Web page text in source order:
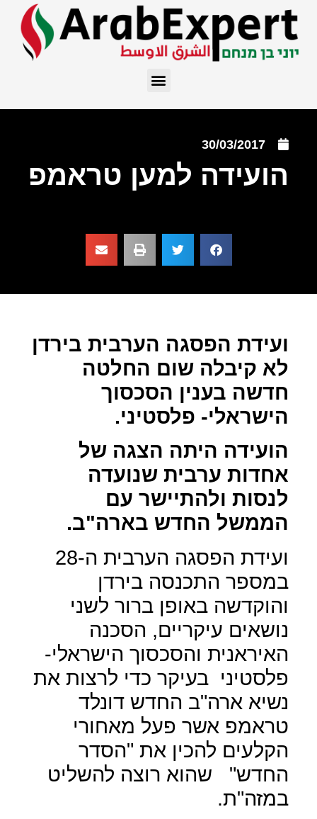
30/03/2017
הועידה למען טראמפ
ועידת הפסגה הערבית בירדן
לא קיבלה שום החלטה
חדשה בענין הסכסוך
הישראלי- פלסטיני.
הועידה היתה הצגה של
אחדות ערבית שנועדה
לנסות ולהתיישר עם
הממשל החדש בארה"ב.
ועידת הפסגה הערבית ה-28
במספר התכנסה בירדן
והוקדשה באופן ברור לשני
נושאים עיקריים, הסכנה
האיראנית והסכסוך הישראלי-
פלסטיני בעיקר כדי לרצות את
נשיא ארה"ב החדש דונלד
טראמפ אשר פעל מאחורי
הקלעים להכין את "הסדר
החדש"
שהוא רוצה להשליט
במזה"ת.